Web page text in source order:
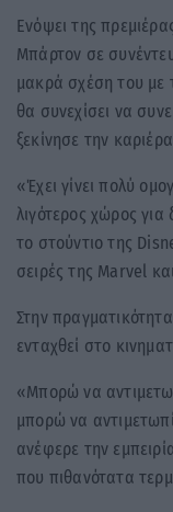
Ενόψει της
Μπάρτον σε
μακρά σχέση του με
θα συνεχίσει να
ξεκίνησε την
«Έχει γίνει πολύ
λιγότερος χώρος
το στούντιο της
σειρές της Marvel
Στην
ενταχθεί στο
«Μπορώ να
μπορώ να
ανέφερε την
που πιθανότατα